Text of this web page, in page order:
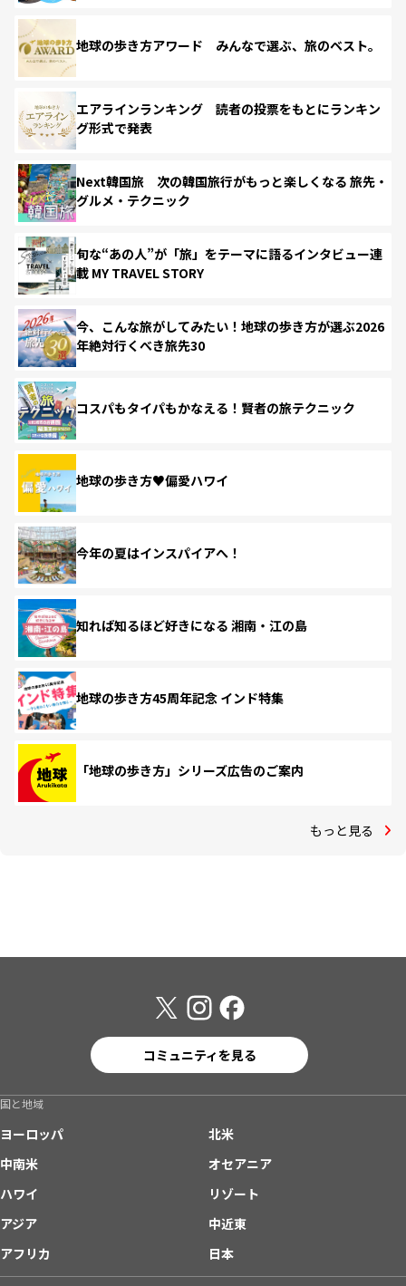
地球の歩き方アワード みんなで選ぶ、旅のベスト。
エアラインランキング 読者の投票をもとにランキン
グ形式で発表
Next韓国旅 次の韓国旅行がもっと楽しくなる 旅先・
グルメ・テクニック
旬な“あの人”が「旅」をテーマに語るインタビュー連
載 MY TRAVEL STORY
今、こんな旅がしてみたい！地球の歩き方が選ぶ2026
年絶対行くべき旅先30
コスパもタイパもかなえる！賢者の旅テクニック
地球の歩き方♥偏愛ハワイ
今年の夏はインスパイアへ！
知れば知るほど好きになる 湘南・江の島
地球の歩き方45周年記念 インド特集
「地球の歩き方」シリーズ広告のご案内
もっと見る
コミュニティを見る
国と地域
ヨーロッパ
北米
中南米
オセアニア
ハワイ
リゾート
アジア
中近東
アフリカ
日本